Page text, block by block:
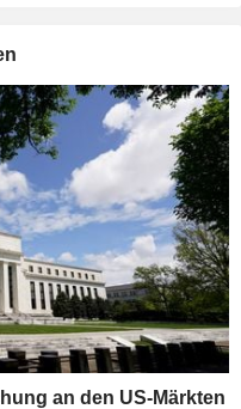
an den US-Märkten